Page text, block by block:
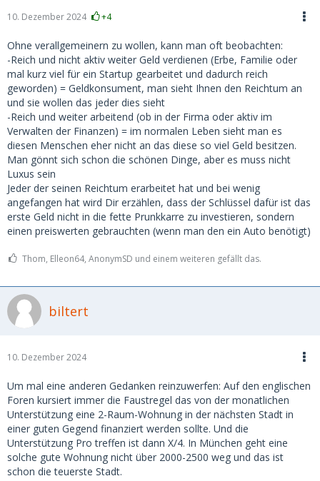
10. Dezember 2024 +4
Ohne verallgemeinern zu wollen, kann man oft beobachten:
-Reich und nicht aktiv weiter Geld verdienen (Erbe, Familie oder
mal kurz viel für ein Startup gearbeitet und dadurch reich
geworden) = Geldkonsument, man sieht Ihnen den Reichtum an
und sie wollen das jeder dies sieht
-Reich und weiter arbeitend (ob in der Firma oder aktiv im
Verwalten der Finanzen) = im normalen Leben sieht man es
diesen Menschen eher nicht an das diese so viel Geld besitzen.
Man gönnt sich schon die schönen Dinge, aber es muss nicht
Luxus sein
Jeder der seinen Reichtum erarbeitet hat und bei wenig
angefangen hat wird Dir erzählen, dass der Schlüssel dafür ist das
erste Geld nicht in die fette Prunkkarre zu investieren, sondern
einen preiswerten gebrauchten (wenn man den ein Auto benötigt)
Thom, Elleon64, AnonymSD und einem weiteren gefällt das.
biltert
10. Dezember 2024
Um mal eine anderen Gedanken reinzuwerfen: Auf den englischen
Foren kursiert immer die Faustregel das von der monatlichen
Unterstützung eine 2-Raum-Wohnung in der nächsten Stadt in
einer guten Gegend finanziert werden sollte. Und die
Unterstützung Pro treffen ist dann X/4. In München geht eine
solche gute Wohnung nicht über 2000-2500 weg und das ist
schon die teuerste Stadt.